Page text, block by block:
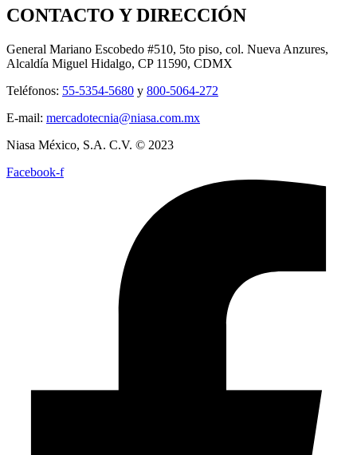
CONTACTO Y DIRECCIÓN
General Mariano Escobedo #510, 5to piso, col. Nueva Anzures,
Alcaldía Miguel Hidalgo, CP 11590, CDMX
Teléfonos: 55-5354-5680 y 800-5064-272
E-mail: mercadotecnia@niasa.com.mx
Niasa México, S.A. C.V. © 2023
Facebook-f